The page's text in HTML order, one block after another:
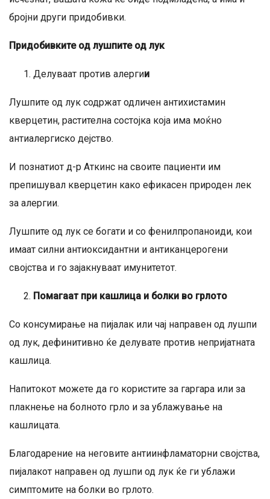
бројни други придобивки.
Придобивките од лушпите од лук
Делуваат против алергии
Лушпите од лук содржат одличен антихистамин
кверцетин, растителна состојка која има моќно
антиалергиско дејство.
И познатиот д-р Аткинс на своите пациенти им
препишувал кверцетин како ефикасен природен лек
за алергии.
Лушпите од лук се богати и со фенилпропаноиди, кои
имаат силни антиоксидантни и антиканцерогени
својства и го зајакнуваат имунитетот.
Помагаат при кашлица и болки во грлото
Со консумирање на пијалак или чај направен од лушпи
од лук, дефинитивно ќе делувате против непријатната
кашлица.
Напитокот можете да го користите за гаргара или за
плакнење на болното грло и за ублажување на
кашлицата.
Благодарение на неговите антиинфламаторни својства,
пијалакот направен од лушпи од лук ќе ги ублажи
симптомите на болки во грлото.